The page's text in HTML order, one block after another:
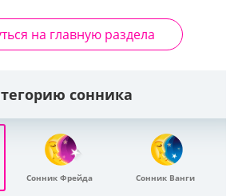
на главную раздела
сонника
Сонник Фрейда Сонник Ванги